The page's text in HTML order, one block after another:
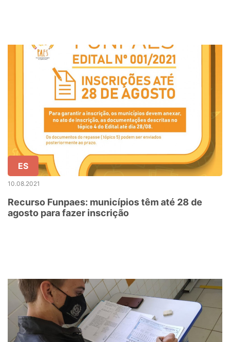
ES
10.08.2021
Recurso Funpaes: municípios têm até 28 de
agosto para fazer inscrição